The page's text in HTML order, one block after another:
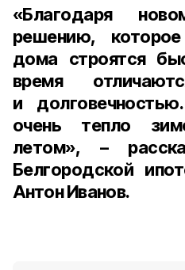
«Благодаря
решению,
дома строятся
время
и
очень тепло
летом», –
Белгородской
Антон Иванов.